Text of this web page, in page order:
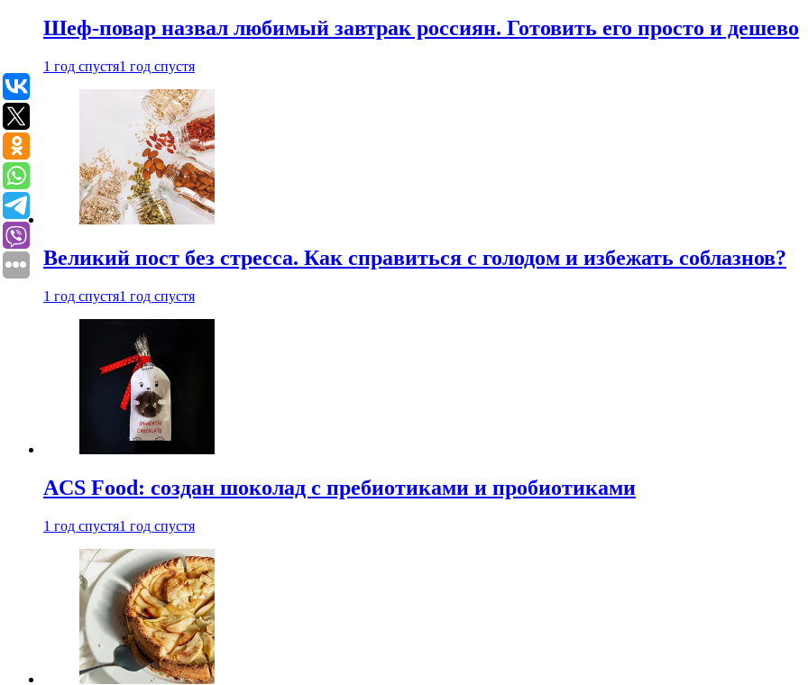
Шеф-повар назвал любимый завтрак россиян. Готовить его просто и дешево
1 год спустя1 год спустя
Великий пост без стресса. Как справиться с голодом и избежать соблазнов?
1 год спустя1 год спустя
ACS Food: создан шоколад с пребиотиками и пробиотиками
1 год спустя1 год спустя